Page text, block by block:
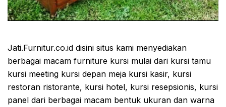
Jati.Furnitur.co.id disini situs kami menyediakan
berbagai macam furniture kursi mulai dari kursi tamu
kursi meeting kursi depan meja kursi kasir, kursi
restoran ristorante, kursi hotel, kursi resepsionis, kursi
panel dari berbagai macam bentuk ukuran dan warna